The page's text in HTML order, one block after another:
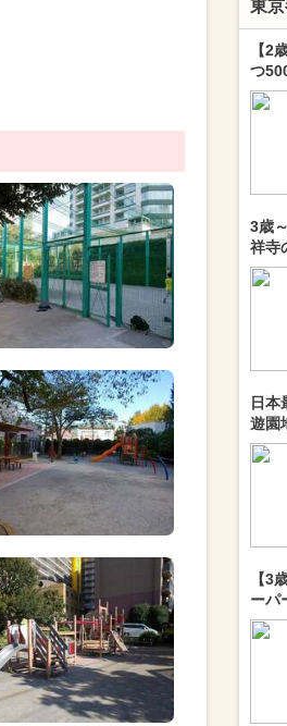
東
【2
つ
3歳
祥寺
日本
遊園
【3
ーパ